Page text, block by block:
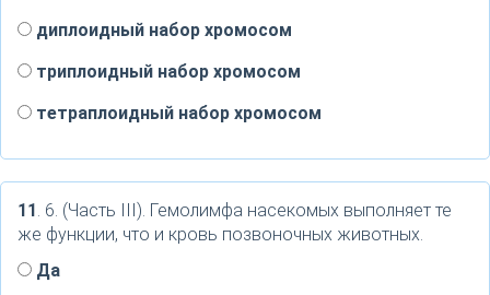
диплоидный набор хромосом
триплоидный набор хромосом
тетраплоидный набор хромосом
11. 6. (Часть III). Гемолимфа насекомых выполняет те
же функции, что и кровь позвоночных животных.
Да